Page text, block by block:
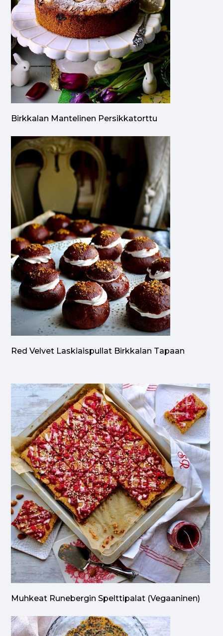
Birkkalan Mantelinen Persikkatorttu
Red Velvet Laskiaispullat Birkkalan Tapaan
Muhkeat Runebergin Spelttipalat (vegaaninen)